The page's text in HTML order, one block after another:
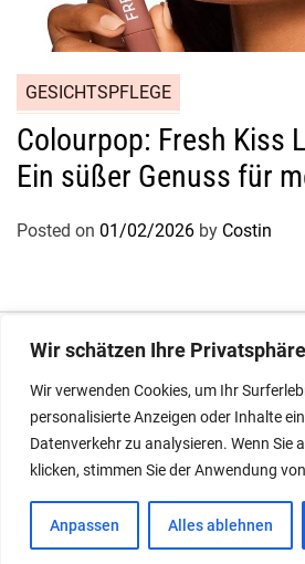
Wir schätzen Ihre Privatsphäre
Wir verwenden Cookies, um Ihr
personalisierte Anzeigen oder Inhalte
Datenverkehr zu analysieren. Wenn Sie
klicken, stimmen Sie der Anwendung
Anpassen Alles ablehnen
GESICHTSPFLEGE
Colourpop: Fresh Kiss
Ein süßer Genuss für
Posted on 01/02/2026 by Costin
Designed & Developed by